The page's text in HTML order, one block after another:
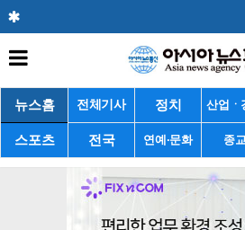
뉴스홈 전체기사 정치 산업ㆍ
스포츠 전국 연예·문화 종